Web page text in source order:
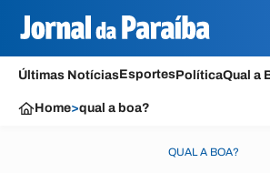
Últimas NotíciasEsportesPolíticaQual a
Home>qual a boa?
QUAL A BOA?